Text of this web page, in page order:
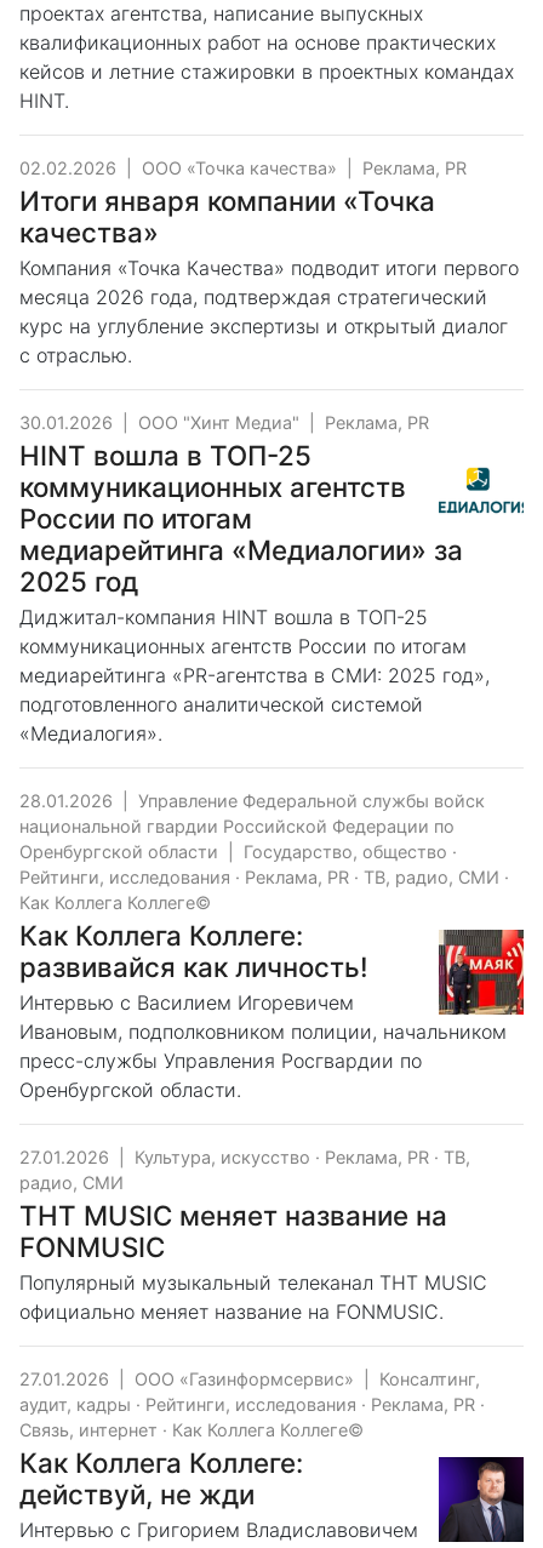
проектах агентства, написание выпускных
квалификационных работ на основе практических
кейсов и летние стажировки в проектных командах
HINT.
02.02.2026 ООО «Точка качества» Реклама, PR
Итоги января компании «Точка
качества»
Компания «Точка Качества» подводит итоги первого
месяца 2026 года, подтверждая стратегический
курс на углубление экспертизы и открытый диалог
с отраслью.
30.01.2026 ООО "Хинт Медиа" Реклама, PR
HINT вошла в ТОП-25
коммуникационных агентств
России по итогам
медиарейтинга «Медиалогии» за
2025 год
Диджитал-компания HINT вошла в ТОП-25
коммуникационных агентств России по итогам
медиарейтинга «PR-агентства в СМИ: 2025 год»,
подготовленного аналитической системой
«Медиалогия».
28.01.2026
Управление Федеральной службы войск
национальной гвардии Российской Федерации по
Оренбургской области
Государство, общество ·
Рейтинги, исследования · Реклама, PR · ТВ, радио, СМИ ·
Как Коллега Коллеге©
Как Коллега Коллеге:
развивайся как личность!
Интервью с Василием Игоревичем
Ивановым, подполковником полиции, начальником
пресс-службы Управления Росгвардии по
Оренбургской области.
27.01.2026 Культура, искусство · Реклама, PR · ТВ,
радио, СМИ
ТНТ MUSIC меняет название на
FONMUSIC
Популярный музыкальный телеканал ТНТ MUSIC
официально меняет название на FONMUSIC.
27.01.2026 ООО «Газинформсервис»
Консалтинг,
аудит, кадры · Рейтинги, исследования · Реклама, PR ·
Связь, интернет · Как Коллега Коллеге©
Как Коллега Коллеге:
действуй, не жди
Интервью с Григорием Владиславовичем